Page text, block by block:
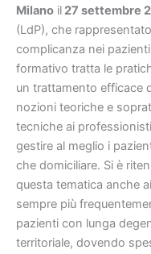
Milano il 27 settembre
(LdP), che
complicanza nei
formativo tratta le
un trattamento efficace
nozioni teoriche e
tecniche ai
gestire al meglio i
che domiciliare. Si è
questa tematica anche
sempre più
pazienti con lunga
territoriale, dovendo